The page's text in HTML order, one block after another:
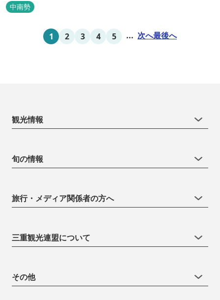
中南勢
1 2 3 4 5 ... 次へ最後へ
観光情報
旬の情報
旅行・メディア関係者の方へ
三重観光連盟について
その他